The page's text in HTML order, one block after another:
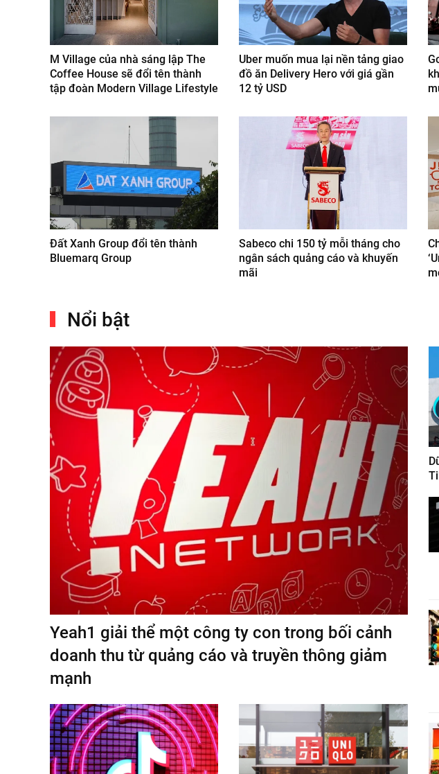
M Village của nhà sáng lập The
Coffee House sẽ đổi tên thành
tập đoàn Modern Village Lifestyle
Uber muốn mua lại nền tảng giao
đồ ăn Delivery Hero với giá gần
12 tỷ USD
Đất Xanh Group đổi tên thành
Bluemarq Group
Sabeco chi 150 tỷ mỗi tháng cho
ngân sách quảng cáo và khuyến
mãi
Nổi bật
Yeah1 giải thể một công ty con trong bối cảnh
doanh thu từ quảng cáo và truyền thông giảm
mạnh